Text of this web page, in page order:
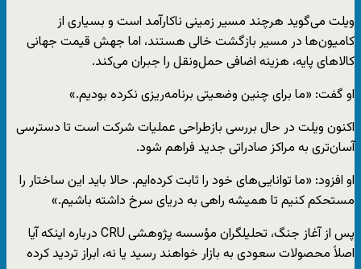
ویلت می‌گوید هرچند مسیر زمینی ناکارآمد است و بسیاری از
کامیون‌ها در مسیر بازگشت خالی هستند، اما جهش قیمت جهانی
کالاهای پایه، هزینه اضافی حمل‌ونقل را جبران می‌کند.
او گفت: «ما برای چنین وضعیتی برنامه‌ریزی نکرده بودیم.»
اکنون ویلت در حال بررسی بازطراحی عملیات شرکت است تا دسترسی
آسان‌تری به مراکز صادراتی جدید فراهم شود.
او افزود: «ما توانایی‌های خود را ثابت کرده‌ایم. حالا باید این ساختار را
مستحکم کنیم تا همیشه راهی به دریای سرخ داشته باشیم.»
پس از آغاز جنگ، تحلیلگران مؤسسه پژوهشی CRU درباره اینکه آیا
اصلاً محصولات سعودی به بازار خواهند رسید یا نه، ابراز تردید کرده